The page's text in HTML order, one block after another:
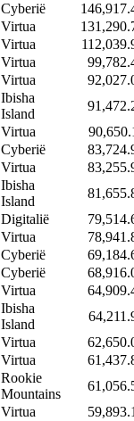
Cyberië
Virtua
Virtua
Virtua
Virtua
Ibisha
Island
Virtua
Cyberië
Virtua
Ibisha
Island
Digitalië
Virtua
Cyberië
Cyberië
Virtua
Ibisha
Island
Virtua
Virtua
Rookie
Mountains
Virtua